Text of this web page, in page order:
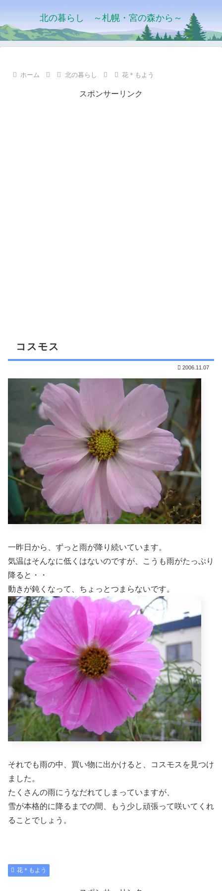
北の暮らし ～札幌・宮の森から～
ホーム 北の暮らし 花＊もよう
スポンサーリンク
コスモス
2006.11.07
一昨日から、ずっと雨が降り続いています。
気温はそんなに低くはないのですが、こうも雨がたっぷり
降ると・・
動きが鈍くなって、ちょっとつまらないです。
それでも雨の中、買い物に出かけると、コスモスを見つけ
ました。
たくさんの雨にうなだれてしまっていますが、
雪が本格的に降るまでの間、もう少し頑張って咲いてくれ
ることでしょう。
花＊もよう